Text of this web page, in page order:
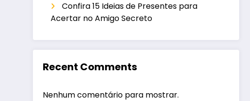
Confira 15 Ideias de Presentes para
Acertar no Amigo Secreto
Recent Comments
Nenhum comentário para mostrar.